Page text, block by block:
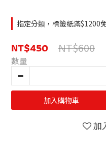
指定分類，標籤紙滿$1200
NT$450 NT$600
數量
加入購物車
加